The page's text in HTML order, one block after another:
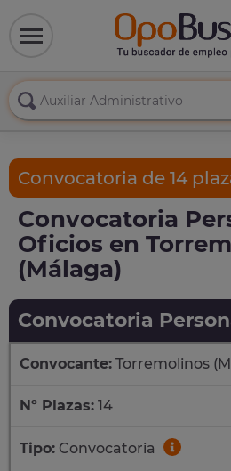
Convocatoria de 14
Convocatoria
Oficios en
(Málaga)
Convocatoria
Convocante: Torremolinos
Nº Plazas: 14
Tipo: Convocatoria